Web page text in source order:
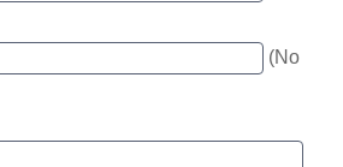
(No